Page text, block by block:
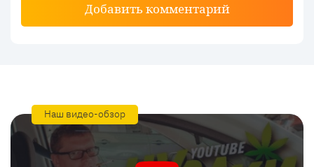
Добавить комментарий
Наш видео-обзор